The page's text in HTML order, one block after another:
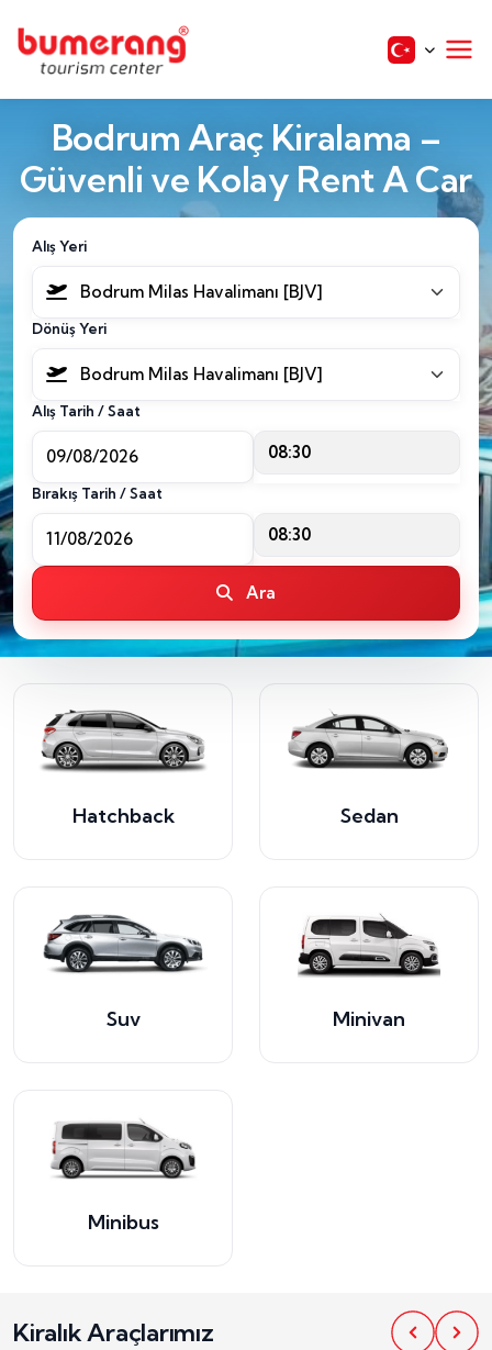
Bodrum Araç Kiralama –
Güvenli ve Kolay Rent A Car
Alış Yeri
Bodrum Milas Havalimanı [BJV]
Dönüş Yeri
Bodrum Milas Havalimanı [BJV]
Alış Tarih / Saat
08:30
Bırakış Tarih / Saat
08:30
Ara
Hatchback Sedan
Suv Minivan
Minibus
Kiralık Araçlarımız